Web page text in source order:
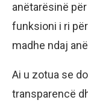
anëtarësinë
funksioni i ri
madhe ndaj
Ai u zotua se
transparencë